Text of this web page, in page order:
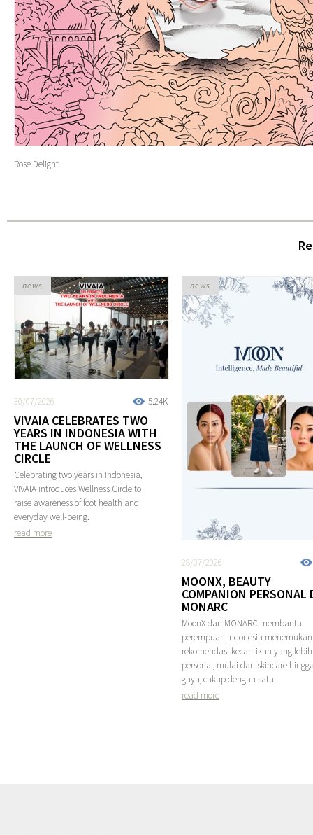
Rose Delight
5.24K
30/07/2026
VIVAIA CELEBRATES TWO
YEARS IN INDONESIA WITH
THE LAUNCH OF WELLNESS
CIRCLE
Celebrating two years in Indonesia,
VIVAIA introduces Wellness Circle to
raise awareness of foot health and
everyday well-being.
read more
news
28/07/2026
MOONX, BEAUTY
COMPANION PERSONAL
MONARC
MoonX dari MONARC membantu
perempuan Indonesia menemukan
rekomendasi kecantikan yang lebih
personal, mulai dari skincare
gaya, cukup dengan satu...
read more
news